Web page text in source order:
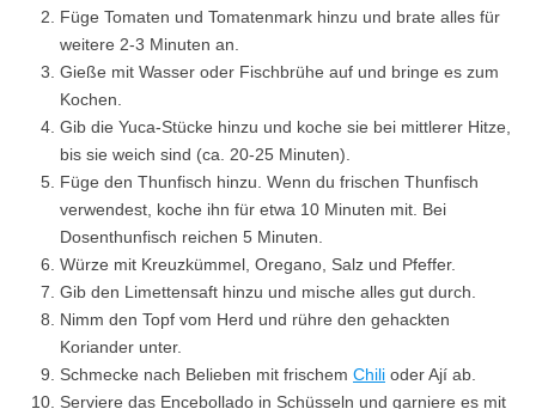
Füge Tomaten und Tomatenmark hinzu und brate alles für
weitere 2-3 Minuten an.
Gieße mit Wasser oder Fischbrühe auf und bringe es zum
Kochen.
Gib die Yuca-Stücke hinzu und koche sie bei mittlerer Hitze,
bis sie weich sind (ca. 20-25 Minuten).
Füge den Thunfisch hinzu. Wenn du frischen Thunfisch
verwendest, koche ihn für etwa 10 Minuten mit. Bei
Dosenthunfisch reichen 5 Minuten.
Würze mit Kreuzkümmel, Oregano, Salz und Pfeffer.
Gib den Limettensaft hinzu und mische alles gut durch.
Nimm den Topf vom Herd und rühre den gehackten
Koriander unter.
Schmecke nach Belieben mit frischem Chili oder Ají ab.
Serviere das Encebollado in Schüsseln und garniere es mit